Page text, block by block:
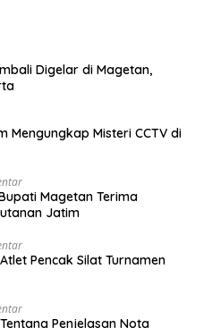
Digelar di Magetan,
Mengungkap Misteri CCTV di
Magetan Terima
Jatim
Pencak Silat Turnamen
Penjelasan Nota